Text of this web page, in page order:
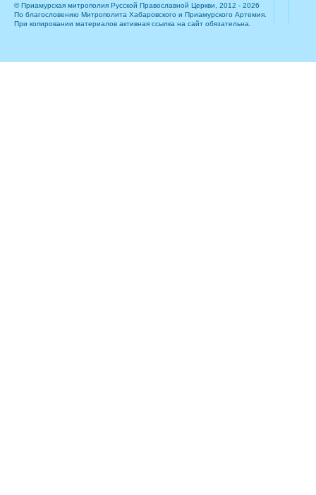
© Приамурская митрополия Русской Православной Церкви, 2012 - 2026
По благословению Митрополита Хабаровского и Приамурского Артемия.
При копировании материалов активная ссылка на сайт обязательна.